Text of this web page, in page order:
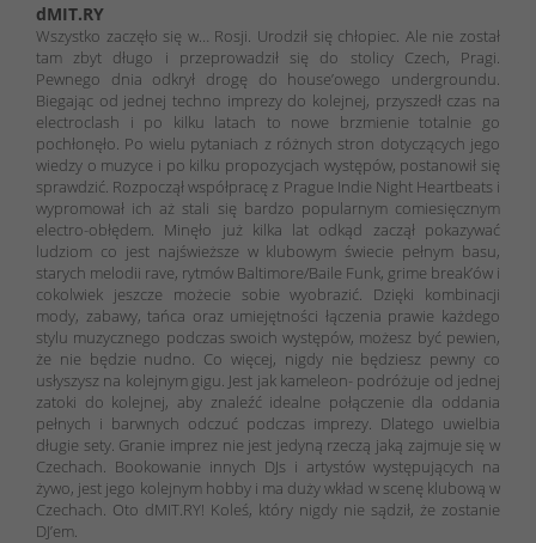
dMIT.RY
Wszystko zaczęło się w… Rosji. Urodził się chłopiec. Ale nie został
tam zbyt długo i przeprowadził się do stolicy Czech, Pragi.
Pewnego dnia odkrył drogę do house’owego undergroundu.
Biegając od jednej techno imprezy do kolejnej, przyszedł czas na
electroclash i po kilku latach to nowe brzmienie totalnie go
pochłonęło. Po wielu pytaniach z różnych stron dotyczących jego
wiedzy o muzyce i po kilku propozycjach występów, postanowił się
sprawdzić. Rozpoczął współpracę z Prague Indie Night Heartbeats i
wypromował ich aż stali się bardzo popularnym comiesięcznym
electro-obłędem. Minęło już kilka lat odkąd zaczął pokazywać
ludziom co jest najświeższe w klubowym świecie pełnym basu,
starych melodii rave, rytmów Baltimore/Baile Funk, grime break’ów i
cokolwiek jeszcze możecie sobie wyobrazić. Dzięki kombinacji
mody, zabawy, tańca oraz umiejętności łączenia prawie każdego
stylu muzycznego podczas swoich występów, możesz być pewien,
że nie będzie nudno. Co więcej, nigdy nie będziesz pewny co
usłyszysz na kolejnym gigu. Jest jak kameleon- podróżuje od jednej
zatoki do kolejnej, aby znaleźć idealne połączenie dla oddania
pełnych i barwnych odczuć podczas imprezy. Dlatego uwielbia
długie sety. Granie imprez nie jest jedyną rzeczą jaką zajmuje się w
Czechach. Bookowanie innych DJs i artystów występujących na
żywo, jest jego kolejnym hobby i ma duży wkład w scenę klubową w
Czechach. Oto dMIT.RY! Koleś, który nigdy nie sądził, że zostanie
DJ’em.